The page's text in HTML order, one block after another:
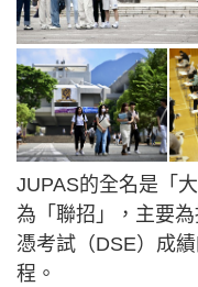
JUPAS的全名是「
為「聯招」，主要
憑考試（DSE）成
程。